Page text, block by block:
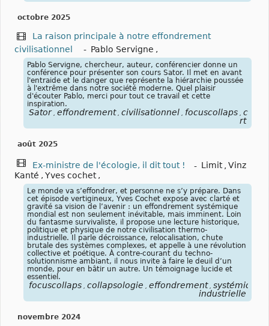
octobre 2025
La raison principale à notre effondrement
civilisationnel
- Pablo Servigne ,
Pablo Servigne, chercheur, auteur, conférencier donne un
conférence pour présenter son cours Sator. Il met en avant
l'entraide et le danger que représente la hiérarchie poussée
à l'extrême dans notre société moderne. Quel plaisir
d'écouter Pablo, merci pour tout ce travail et cette
inspiration.
Sator effondrement civilisationnel focuscollaps
rt
août 2025
Ex-ministre de l'écologie, il dit tout ! - Limit
Vinz
Kanté , Yves cochet ,
Le monde va s’effondrer, et personne ne s’y prépare. Dans
cet épisode vertigineux, Yves Cochet expose avec clarté et
gravité sa vision de l’avenir : un effondrement systémique
mondial est non seulement inévitable, mais imminent. Loin
du fantasme survivaliste, il propose une lecture historique,
politique et physique de notre civilisation thermo-
industrielle. Il parle décroissance, relocalisation, chute
brutale des systèmes complexes, et appelle à une révolution
collective et poétique. À contre-courant du techno-
solutionnisme ambiant, il nous invite à faire le deuil d’un
monde, pour en bâtir un autre. Un témoignage lucide et
essentiel.
focuscollaps collapsologie effondrement systémique
industrielle
novembre 2024